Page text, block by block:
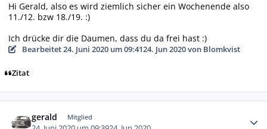
Hi Gerald, also es wird ziemlich sicher ein Wochenende also
11./12. bzw 18./19. :)
Ich drücke dir die Daumen, dass du da frei hast :)
Bearbeitet24. Juni 2020 um 09:4124. Jun 2020von Blomkvist
Zitat
gerald Mitglied